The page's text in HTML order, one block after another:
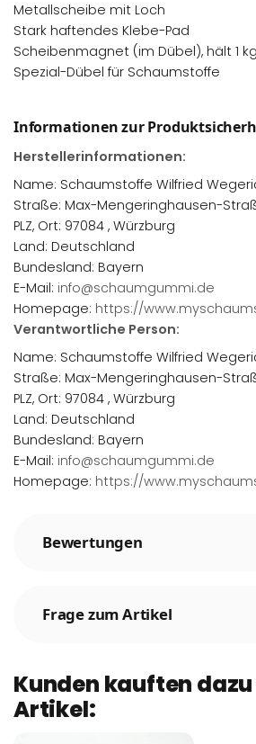
Metallscheibe mit Loch
Stark haftendes Klebe-Pad
Scheibenmagnet (im Dübel), hält 1 kg
Spezial-Dübel für Schaumstoffe
Informationen zur
Herstellerinformationen:
Name: Schaumstoffe Wilfried
Straße: Max-Mengeringhausen-
PLZ, Ort: 97084 , Würzburg
Land: Deutschland
Bundesland: Bayern
E-Mail: info@schaumgummi.de
Homepage: https://
Verantwortliche Person:
Name: Schaumstoffe Wilfried
Straße: Max-Mengeringhausen-
PLZ, Ort: 97084 , Würzburg
Land: Deutschland
Bundesland: Bayern
E-Mail: info@schaumgummi.de
Homepage: https://
Bewertungen
Frage zum Artikel
Kunden kauften
Artikel: